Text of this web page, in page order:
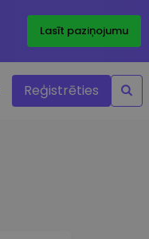
Lasīt paziņojumu
Reģistrēties